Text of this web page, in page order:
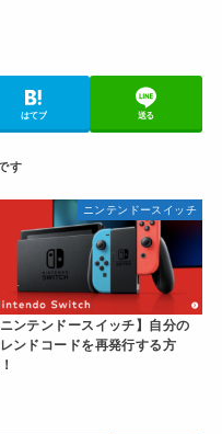
はてブ 送る
ニンテンドースイッチ
ニンテンドースイッチ】自分の
ンドコードを再発行する方